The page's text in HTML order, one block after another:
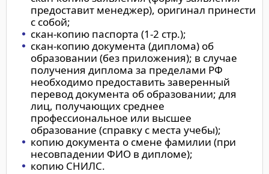
предоставит менеджер), оригинал принести
с собой;
скан-копию паспорта (1-2 стр.);
скан-копию документа (диплома) об
образовании (без приложения); в случае
получения диплома за пределами РФ
необходимо предоставить заверенный
перевод документа об образовании; для
лиц, получающих среднее
профессиональное или высшее
образование (справку с места учебы);
копию документа о смене фамилии (при
несовпадении ФИО в дипломе);
копию СНИЛС.